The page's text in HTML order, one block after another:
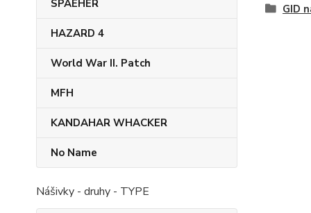
SPAEHER
HAZARD 4
World War II. Patch
MFH
KANDAHAR​ WHACKER
No Name
Nášivky - druhy - TYPE
GID